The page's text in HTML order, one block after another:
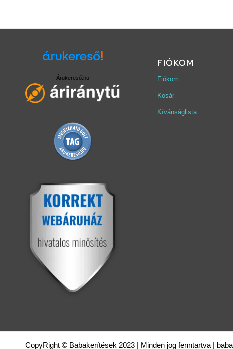
Árukereső.hu
FIÓKOM
Fiókom
Kosár
Kívánságlista
CopyRight © Babakerítések 2023 | Minden jog fenntartva |